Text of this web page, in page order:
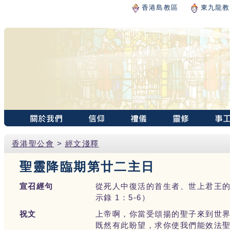
香港島教區 東九龍
香港聖公會 > 經文淺釋
聖靈降臨期第廿二主日
宣召經句
從死人中復活的首生者、世上君王
示錄 1：5-6）
祝文
上帝啊，你當受頌揚的聖子來到世
既然有此盼望，求你使我們能效法